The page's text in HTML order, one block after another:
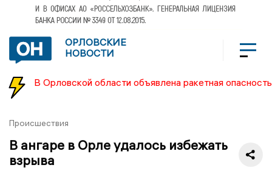
ОРЛОВСКИЕ
НОВОСТИ
В Орловской области объявлена ракетная опасность
Происшествия
В ангаре в Орле удалось избежать
взрыва